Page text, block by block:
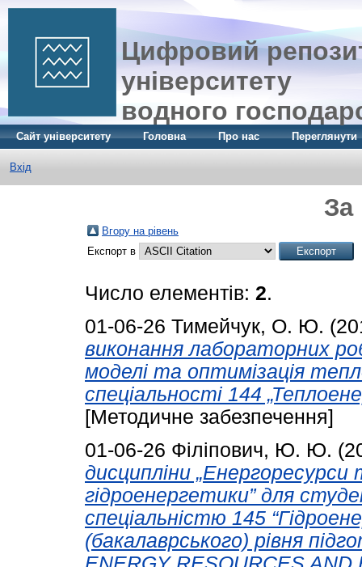
Цифровий
університету
водного
Сайт університету Головна Про нас Переглянути
Вхід
Вгору на рівень
Експорт в
Число елементів: 2.
01-06-26 Тимейчук, О. Ю.
виконання лабораторних
моделі та оптимізація
спеціальності 144
[Методичне забезпечення]
01-06-26 Філіпович, Ю. Ю.
дисципліни „Енергоресурси
гідроенергетики” для
спеціальністю 145
(бакалаврського) рівня